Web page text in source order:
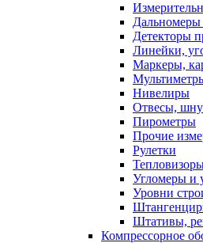
Дальномеры
Детекторы
Линейки,
Маркеры,
Нивелиры
Отвесы,
Пирометры
Прочие
Рулетки
Угломеры и
Уровни
Штативы,
Компрессорное